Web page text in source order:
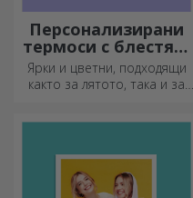
Персонализирани
термоси с блестящ
дизайн
Ярки и цветни, подходящи
както за лятото, така и за